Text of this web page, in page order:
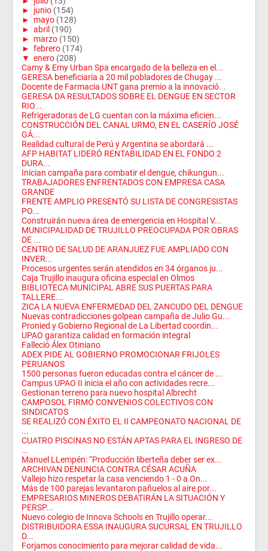
► junio (154)
► mayo (128)
► abril (190)
► marzo (150)
► febrero (174)
▼ enero (208)
Camy & Emy Urban Spa encargado de la belleza en el...
GERESA beneficiaría a 20 mil pobladores de Chugay ...
Docente de Farmacia UNT gana premio a la innovació...
GERESA DA RESULTADOS SOBRE EL DENGUE EN SECTOR
RIO...
Refrigeradoras de LG cuentan con la máxima eficien...
CONSTRUCCIÓN DEL CANAL URMO, EN EL CASERÍO JOSÉ
GÁ...
Realidad cultural de Perú y Argentina se abordará ...
AFP HABITAT LIDERÓ RENTABILIDAD EN EL FONDO 2
DURA...
Inician campaña para combatir el dengue, chikungun...
TRABAJADORES ENFRENTADOS CON EMPRESA CASA
GRANDE
FRENTE AMPLIO PRESENTÓ SU LISTA DE CONGRESISTAS
PO...
Construirán nueva área de emergencia en Hospital V...
MUNICIPALIDAD DE TRUJILLO PREOCUPADA POR OBRAS
DE ...
CENTRO DE SALUD DE ARANJUEZ FUE AMPLIADO CON
INVER...
Procesos urgentes serán atendidos en 34 órganos ju...
Caja Trujillo inaugura oficina especial en Olmos
BIBLIOTECA MUNICIPAL ABRE SUS PUERTAS PARA
TALLERE...
ZICA LA NUEVA ENFERMEDAD DEL ZANCUDO DEL DENGUE
Nuevas contradicciones golpean campaña de Julio Gu...
Pronied y Gobierno Regional de La Libertad coordin...
UPAO garantiza calidad en formación integral
Falleció Álex Otiniano
ADEX PIDE AL GOBIERNO PROMOCIONAR FRIJOLES
PERUANOS
1500 personas fueron educadas contra el cáncer de ...
Campus UPAO II inicia el año con actividades recre...
Gestionan terreno para nuevo hospital Albrecht
CAMPOSOL FIRMÓ CONVENIOS COLECTIVOS CON
SINDICATOS
SE REALIZÓ CON ÉXITO EL II CAMPEONATO NACIONAL DE
...
CUATRO PISCINAS NO ESTÁN APTAS PARA EL INGRESO DE
...
Manuel LLempén: “Producción liberteña deber ser ex...
ARCHIVAN DENUNCIA CONTRA CÉSAR ACUÑA
Vallejo hizo respetar la casa venciendo 1 - 0 a On...
Más de 100 parejas levantaron pañuelos al aire por...
EMPRESARIOS MINEROS DEBATIRÁN LA SITUACIÓN Y
PERSP...
Nuevo colegio de Innova Schools en Trujillo operar...
DISTRIBUIDORA ESSA INAUGURA SUCURSAL EN TRUJILLO
D...
Forjamos conocimiento para mejorar calidad de vida...